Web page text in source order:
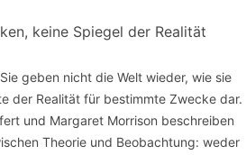
keine Spiegel der Realität
geben nicht die Welt wieder, wie sie
der Realität für bestimmte Zwecke dar.
und Margaret Morrison beschreiben
Theorie und Beobachtung: weder